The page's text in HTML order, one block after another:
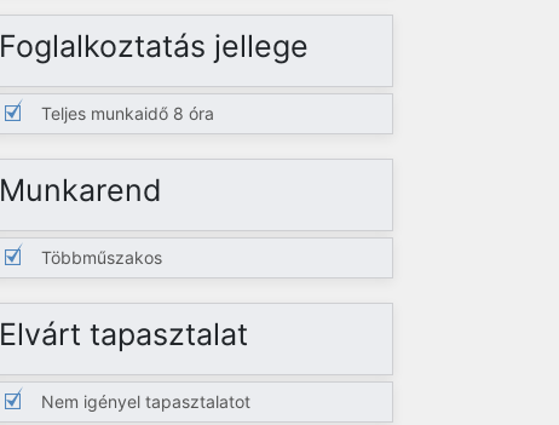
Foglalkoztatás jellege
Teljes munkaidő 8 óra
Munkarend
Többműszakos
Elvárt tapasztalat
Nem igényel tapasztalatot